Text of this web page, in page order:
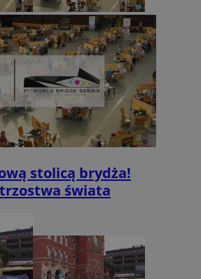
stolicą brydża!
świata